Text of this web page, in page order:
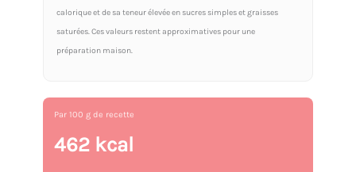
calorique et de sa teneur élevée en sucres simples et graisses
saturées. Ces valeurs restent approximatives pour une
préparation maison.
Par 100 g de recette
462 kcal